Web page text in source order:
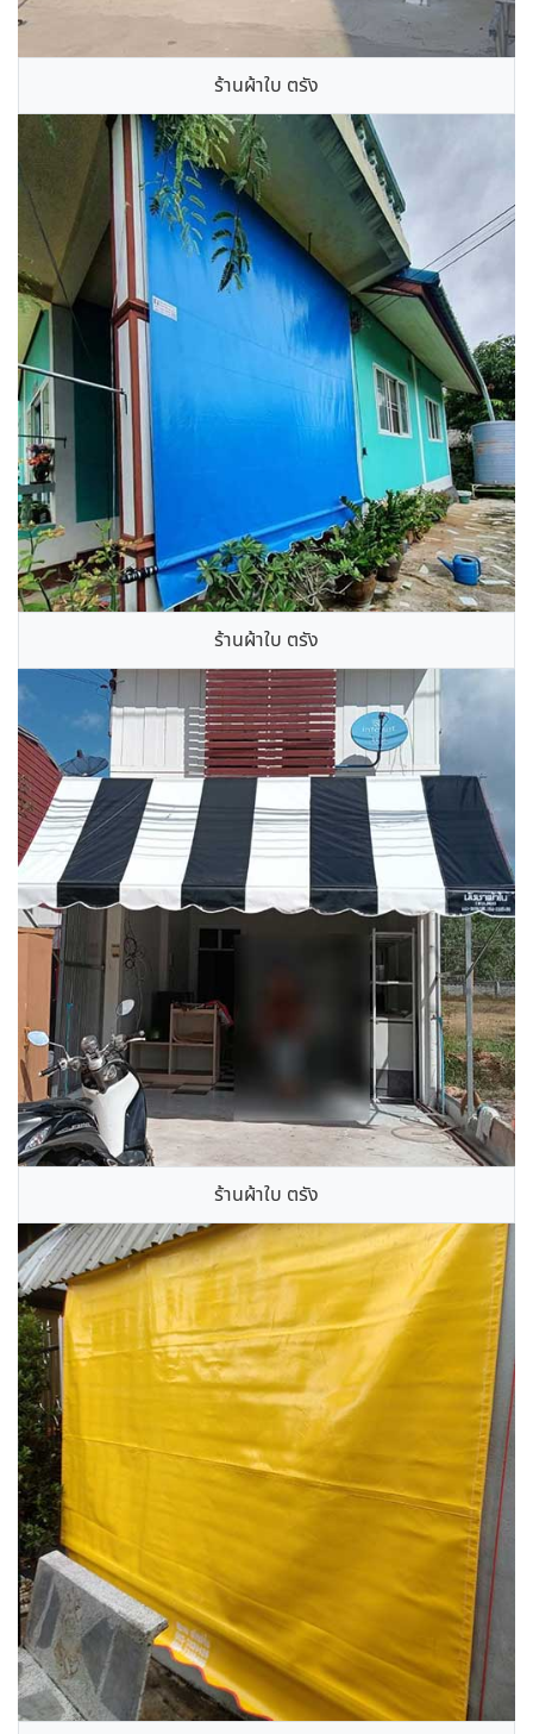
ร้านผ้าใบ ตรัง
ร้านผ้าใบ ตรัง
ร้านผ้าใบ ตรัง